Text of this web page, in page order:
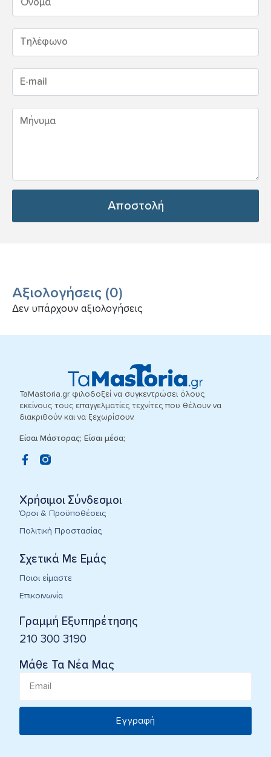
Αποστολή
Αξιολογήσεις (0)
Δεν υπάρχουν αξιολογήσεις
TaMastoria.gr φιλοδοξεί να συγκεντρώσει όλους
εκείνους τους επαγγελματίες τεχνίτες που θέλουν να
διακριθούν και να ξεχωρίσουν.
Είσαι Μάστορας; Είσαι μέσα;
Σχετικά Με Εμάς
Ποιοι είμαστε
Επικοινωνία
Γραμμή Εξυπηρέτησης
210 300 3190
Χρήσιμοι Σύνδεσμοι
Όροι & Προϋποθέσεις
Πολιτική Προστασίας
Μάθε Τα Νέα Μας
Εγγραφή